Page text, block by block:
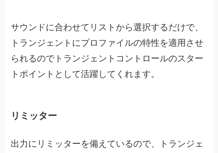
サウンドに合わせてリストから選択するだけで、
トランジェントにプロファイルの特性を適用させ
られるのでトランジェントコントロールのスター
トポイントとして活躍してくれます。
リミッター
出力にリミッターを備えているので、トランジェ